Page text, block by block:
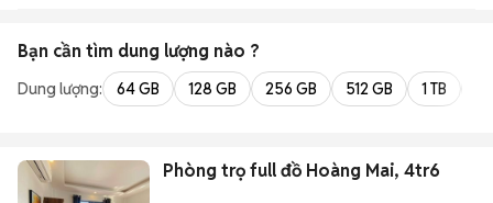
Bạn cần tìm dung lượng nào ?
Dung lượng: 64 GB 128 GB 256 GB 512 GB 1 TB
Phòng trọ full đồ Hoàng Mai, 4tr6